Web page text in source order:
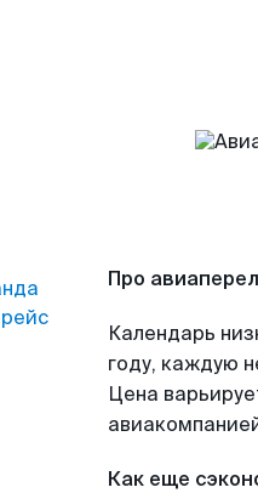
Про
Календарь
году, каждую
Цена
Как еще